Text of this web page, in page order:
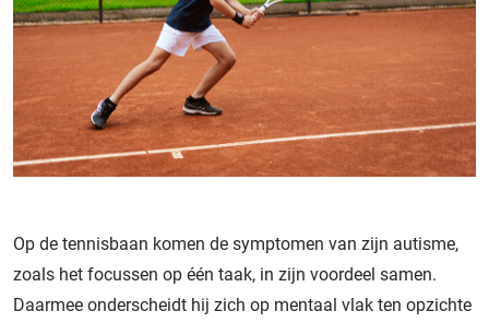
Op de tennisbaan komen de symptomen van zijn autisme,
zoals het focussen op één taak, in zijn voordeel samen.
Daarmee onderscheidt hij zich op mentaal vlak ten opzichte